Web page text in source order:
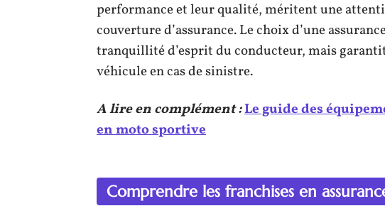
performance et leur qualité, méritent une
couverture d’assurance. Le choix d’une
tranquillité d’esprit du conducteur, mais
véhicule en cas de sinistre.
A lire en complément :Le guide des
en moto sportive
Comprendre les franchises en